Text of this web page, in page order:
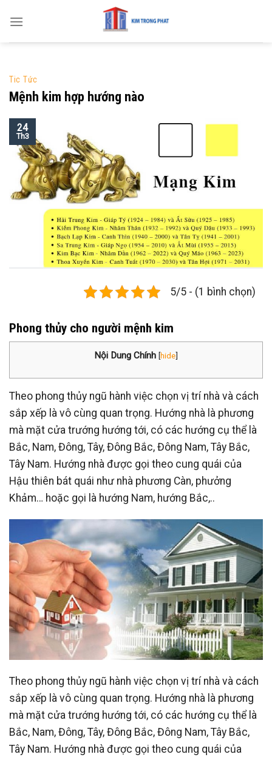
Tic Tức
Mệnh kim hợp hướng nào
24
Th3
5/5 - (1 bình chọn)
Phong thủy cho người mệnh kim
Nội Dung Chính [hide]
Theo phong thủy ngũ hành việc chọn vị trí nhà và cách
sắp xếp là vô cùng quan trọng. Hướng nhà là phương
mà mặt cửa trướng hướng tới, có các hướng cụ thể là
Bắc, Nam, Đông, Tây, Đông Bắc, Đông Nam, Tây Bắc,
Tây Nam. Hướng nhà được gọi theo cung quái của
Hậu thiên bát quái như nhà phương Càn, phưởng
Khảm… hoặc gọi là hướng Nam, hướng Bắc,..
Theo phong thủy ngũ hành việc chọn vị trí nhà và cách
sắp xếp là vô cùng quan trọng. Hướng nhà là phương
mà mặt cửa trướng hướng tới, có các hướng cụ thể là
Bắc, Nam, Đông, Tây, Đông Bắc, Đông Nam, Tây Bắc,
Tây Nam. Hướng nhà được gọi theo cung quái của